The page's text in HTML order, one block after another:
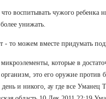
воспитывать чужого ребенка
унижать.
- то можем вместе придумать
которые в
это его оружие против
и никого, ау где все Уманец